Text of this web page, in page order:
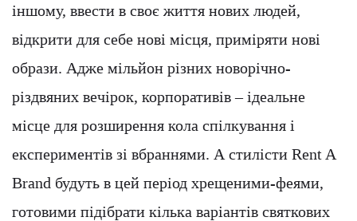
іншому, ввести в своє життя нових людей,
відкрити для себе нові місця, приміряти нові
образи. Адже мільйон різних новорічно-
різдвяних вечірок, корпоративів – ідеальне
місце для розширення кола спілкування і
експериментів зі вбраннями. А стилісти Rent A
Brand будуть в цей період хрещеними-феями,
готовими підібрати кілька варіантів святкових